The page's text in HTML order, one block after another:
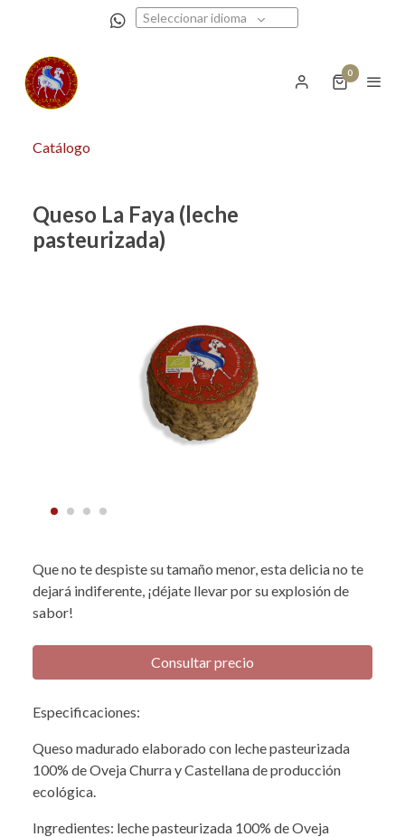
Seleccionar idioma
0
Catálogo
Queso La Faya (leche
pasteurizada)
Que no te despiste su tamaño menor, esta delicia no te
dejará indiferente, ¡déjate llevar por su explosión de
sabor!
Consultar precio
Especificaciones:
Queso madurado elaborado con leche pasteurizada
100% de Oveja Churra y Castellana de producción
ecológica.
Ingredientes: leche pasteurizada 100% de Oveja